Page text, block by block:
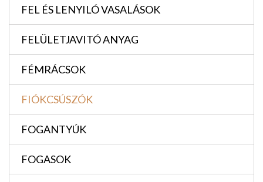
FEL ÉS LENYILÓ VASALÁSOK
FELÜLETJAVITÓ ANYAG
FÉMRÁCSOK
FIÓKCSÚSZÓK
FOGANTYÚK
FOGASOK